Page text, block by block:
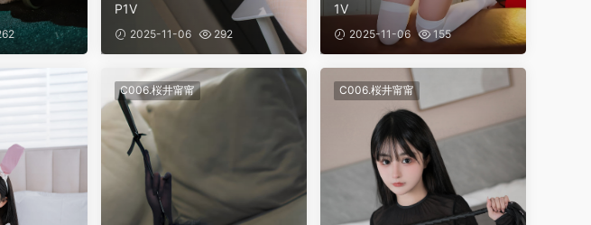
P1V
2025-11-06 292
1V
2025-11-06 155
C006.桜井甯甯 C006.桜井甯甯